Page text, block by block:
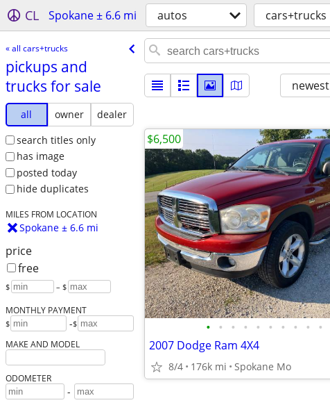
CL Spokane ± 6.6 mi autos cars+trucks
« all cars+trucks
pickups and
trucks for sale
all owner
dealer
search titles only
has image
posted today
hide duplicates
MILES FROM LOCATION
Spokane ± 6.6 mi
price
free
$ – $
MONTHLY PAYMENT
$ -$
MAKE AND MODEL
ODOMETER
-
newest
• • • • • • • • • •
2007 Dodge Ram 4X4
8/4 176k mi Spokane Mo
$6,500